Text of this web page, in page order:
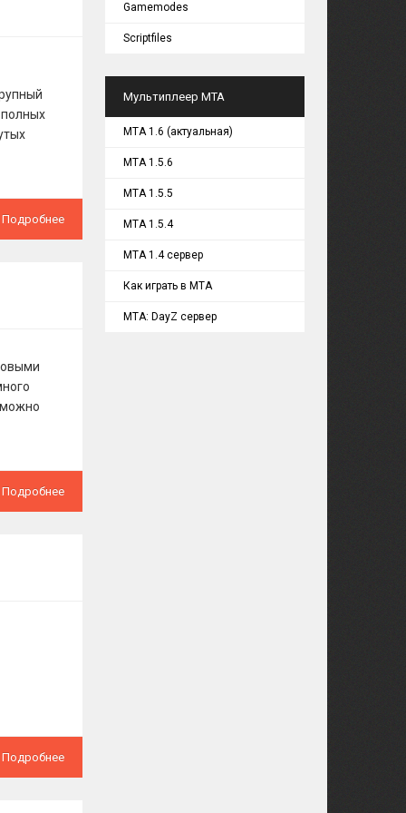
Gamemodes
Scriptfiles
Мультиплеер MTA
MTA 1.6 (актуальная)
MTA 1.5.6
MTA 1.5.5
MTA 1.5.4
MTA 1.4 сервер
Как играть в MTA
MTA: DayZ сервер
Подробнее
можно
Подробнее
Подробнее